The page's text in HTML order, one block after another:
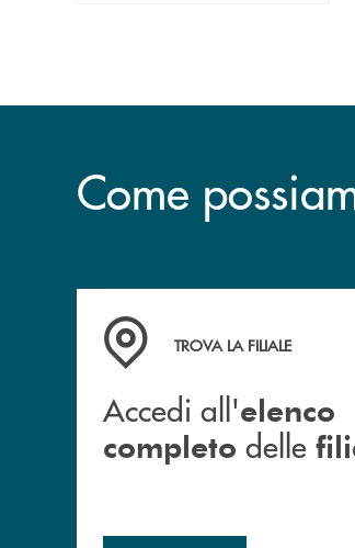
Come
Accedi all' elenco completo
TROVA LA FILIALE
Accedi all'elenco
completo delle